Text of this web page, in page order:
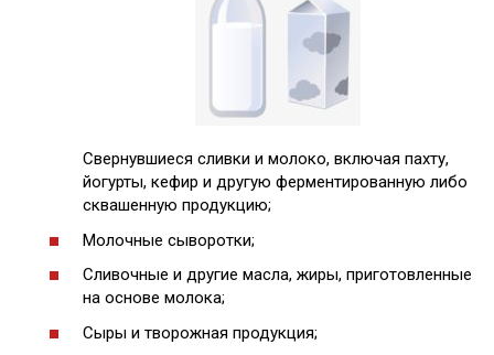
Свернувшиеся сливки и молоко, включая пахту,
йогурты, кефир и другую ферментированную либо
сквашенную продукцию;
Молочные сыворотки;
Сливочные и другие масла, жиры, приготовленные
на основе молока;
Сыры и творожная продукция;